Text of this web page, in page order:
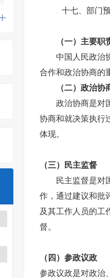
十七、部门
（一）主要职
中国人民政治
合作和政治协商的
（二）政治协
政治协商是对
协商和就决策执行
体现。
（三）民主监督
民主监督是对
作，通过建议和批
及其工作人员的工
督。
（四）参政议政
参政议政是对政治